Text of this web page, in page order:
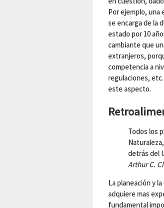
Por ejemplo, una
se encarga de la
estado por 10
cambiante que
extranjeros,
competencia a
regulaciones,
este aspecto.
Todos los
detrás del
Arthur C.
La planeación y
adquiere mas
fundamental